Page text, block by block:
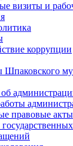
визиты и
коррупции
Шпаковского
правовые акты